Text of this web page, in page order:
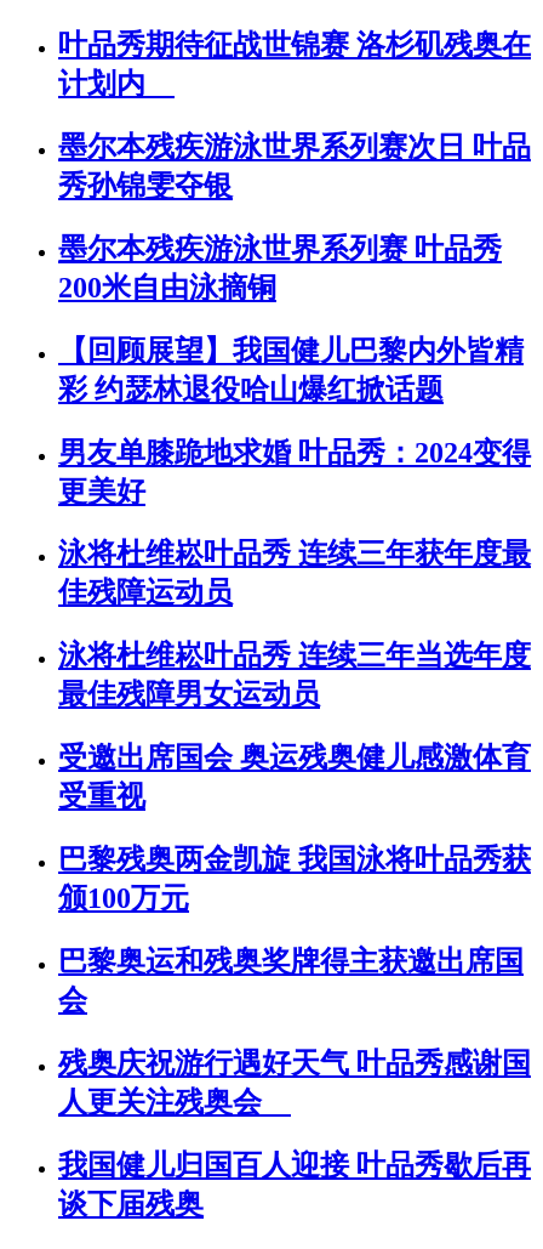
叶品秀期待征战世锦赛 洛杉矶残奥在
计划内
墨尔本残疾游泳世界系列赛次日 叶品
秀孙锦雯夺银
墨尔本残疾游泳世界系列赛 叶品秀
200米自由泳摘铜
【回顾展望】我国健儿巴黎内外皆精
彩 约瑟林退役哈山爆红掀话题
男友单膝跪地求婚 叶品秀：2024变得
更美好
泳将杜维崧叶品秀 连续三年获年度最
佳残障运动员
泳将杜维崧叶品秀 连续三年当选年度
最佳残障男女运动员
受邀出席国会 奥运残奥健儿感激体育
受重视
巴黎残奥两金凯旋 我国泳将叶品秀获
颁100万元
巴黎奥运和残奥奖牌得主获邀出席国
会
残奥庆祝游行遇好天气 叶品秀感谢国
人更关注残奥会
我国健儿归国百人迎接 叶品秀歇后再
谈下届残奥